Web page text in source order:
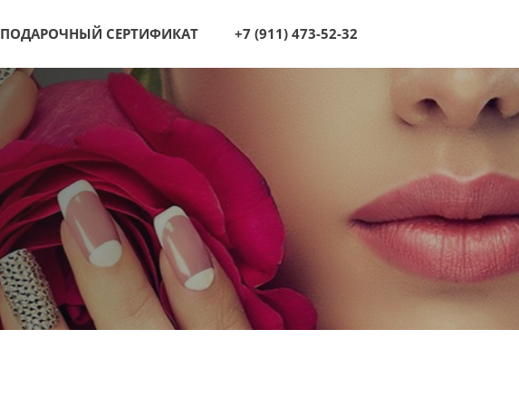
ПОДАРОЧНЫЙ СЕРТИФИКАТ +7 (911) 473-52-32